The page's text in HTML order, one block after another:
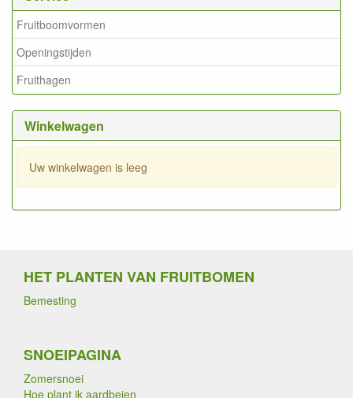
Fruitboomvormen
Openingstijden
Fruithagen
Winkelwagen
Uw winkelwagen is leeg
HET PLANTEN VAN FRUITBOMEN
Bemesting
SNOEIPAGINA
Zomersnoei
Hoe plant ik aardbeien